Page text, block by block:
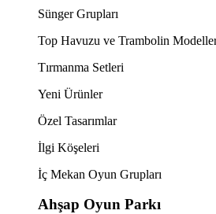
Sünger Grupları
Top Havuzu ve Trambolin
Tırmanma Setleri
Yeni Ürünler
Özel Tasarımlar
İlgi Köşeleri
İç Mekan Oyun Grupları
Ahşap Oyun Parkı